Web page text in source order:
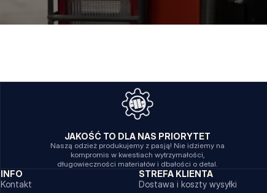
JAKOŚĆ TO DLA NAS PRIORYTET
Naszą odzież produkujemy z pasją! Nie idziemy na
kompromis w kwestiach wytrzymałości,
długowieczności materiałów i dbałości o detal.
INFO
Kontakt
STREFA KLIENTA
Dostawa i koszty wysyłki